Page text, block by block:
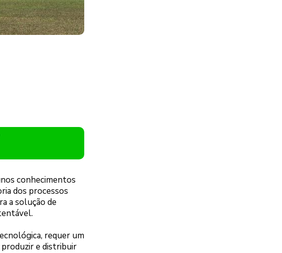
conhecimentos
dos processos
a solução de
requer um
produzir e distribuir